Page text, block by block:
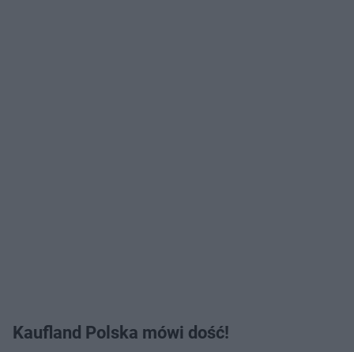
Kaufland Polska mówi dość!